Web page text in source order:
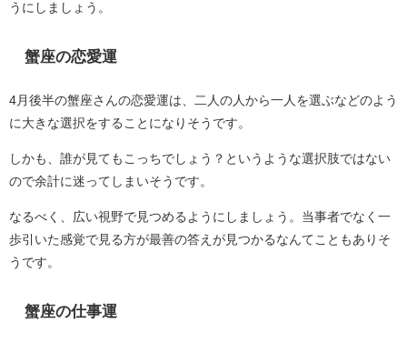
うにしましょう。
蟹座の恋愛運
4月後半の蟹座さんの恋愛運は、二人の人から一人を選ぶなどのよう
に大きな選択をすることになりそうです。
しかも、誰が見てもこっちでしょう？というような選択肢ではない
ので余計に迷ってしまいそうです。
なるべく、広い視野で見つめるようにしましょう。当事者でなく一
歩引いた感覚で見る方が最善の答えが見つかるなんてこともありそ
うです。
蟹座の仕事運